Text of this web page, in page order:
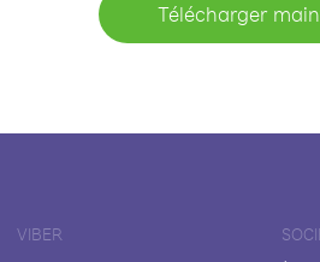
Télécharger
VIBER